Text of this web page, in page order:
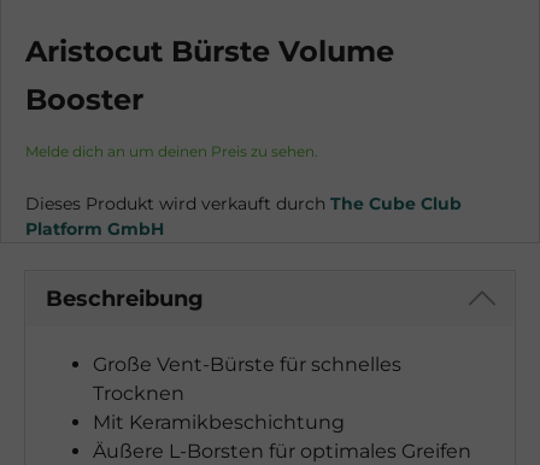
Aristocut Bürste Volume
Booster
Melde dich an um deinen Preis zu sehen.
Dieses Produkt wird verkauft durch The Cube Club
Platform GmbH
Beschreibung
Große Vent-Bürste für schnelles
Trocknen
Mit Keramikbeschichtung
Äußere L-Borsten für optimales Greifen